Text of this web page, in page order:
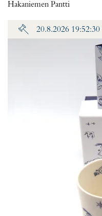
Hakaniemen Pantti
20.8.2026 19:52:30